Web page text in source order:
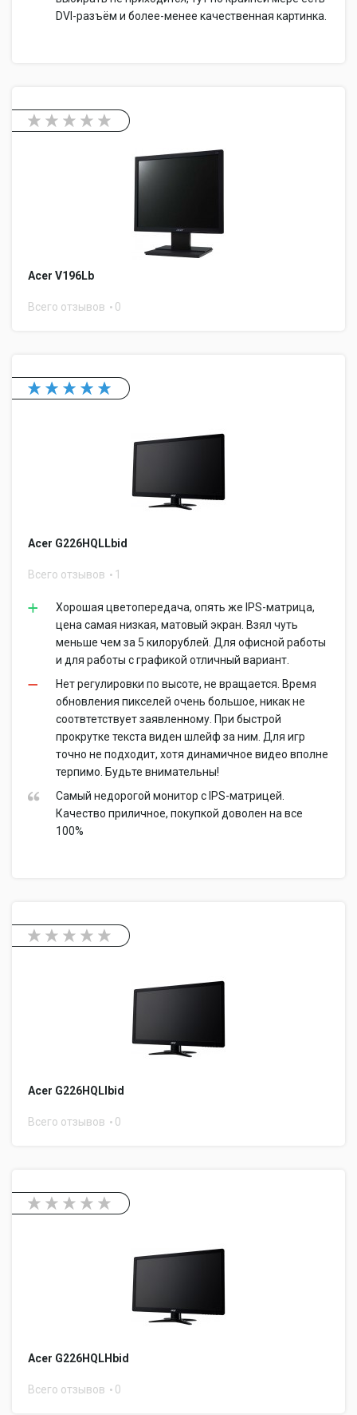
DVI-разъём и более-менее качественная картинка.
Acer V196Lb
Всего отзывов 0
Acer G226HQLLbid
Всего отзывов 1
Хорошая цветопередача, опять же IPS-матрица,
цена самая низкая, матовый экран. Взял чуть
меньше чем за 5 килорублей. Для офисной работы
и для работы с графикой отличный вариант.
Нет регулировки по высоте, не вращается. Время
обновления пикселей очень большое, никак не
соотвтетствует заявленному. При быстрой
прокрутке текста виден шлейф за ним. Для игр
точно не подходит, хотя динамичное видео вполне
терпимо. Будьте внимательны!
Самый недорогой монитор с IPS-матрицей.
Качество приличное, покупкой доволен на все
100%
Acer G226HQLIbid
Всего отзывов 0
Acer G226HQLHbid
Всего отзывов 0